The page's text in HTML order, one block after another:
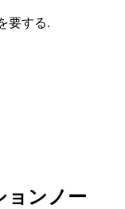
要する.
ョンノー